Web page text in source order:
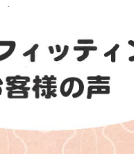
だわり